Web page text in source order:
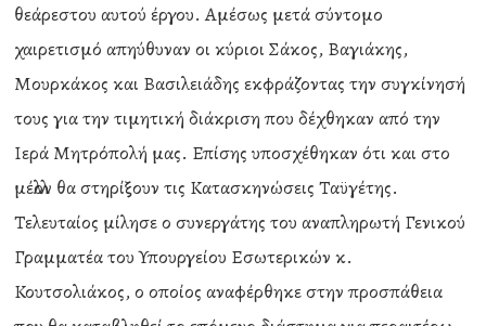
θεάρεστου αυτού έργου. Αμέσως μετά σύντομο
χαιρετισμό απηύθυναν οι κύριοι Σάκος, Βαγιάκης,
Μουρκάκος και Βασιλειάδης εκφράζοντας την συγκίνησή
τους για την τιμητική διάκριση που δέχθηκαν από την
Ιερά Μητρόπολή μας. Επίσης υποσχέθηκαν ότι και στο
μέλλον θα στηρίξουν τις Κατασκηνώσεις Ταϋγέτης.
Τελευταίος μίλησε ο συνεργάτης του αναπληρωτή Γενικού
Γραμματέα του Υπουργείου Εσωτερικών κ.
Κουτσολιάκος, ο οποίος αναφέρθηκε στην προσπάθεια